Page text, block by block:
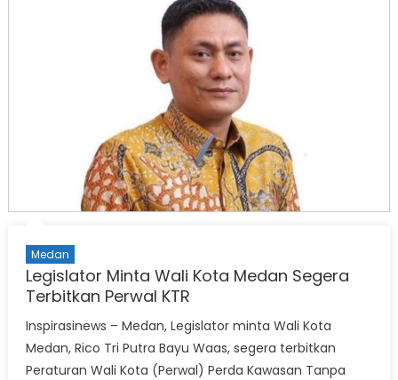
Medan
Legislator Minta Wali Kota Medan Segera
Terbitkan Perwal KTR
Inspirasinews – Medan, Legislator minta Wali Kota
Medan, Rico Tri Putra Bayu Waas, segera terbitkan
Peraturan Wali Kota (Perwal) Perda Kawasan Tanpa